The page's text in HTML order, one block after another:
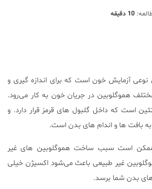
2021-
10 دقیقه
نوعی آزمایش خون است که برای اندازه گیری و
هموگلوبین در جریان خون به کار می‌رود.
است که داخل گلبول های قرمز قرار دارد. و
بافت ها و اندام های بدن است.
است سبب ساخت هموگلوبین های غیر
غیر طبیعی باعث می‌شود اکسیژن خیلی
بدن شما برسد.